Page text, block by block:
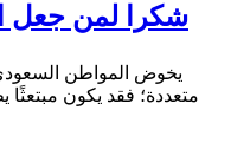
شكرا لمن جعل
يخوض المواطن
متعددة؛ فقد يكون مبتعثًا